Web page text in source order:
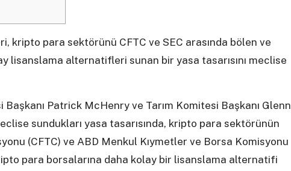
kripto para sektörünü CFTC ve SEC arasında bölen ve
lisanslama alternatifleri sunan bir yasa tasarısını meclise
Patrick McHenry ve Tarım Komitesi Başkanı Glenn
sundukları yasa tasarısında, kripto para sektörünün
(CFTC) ve ABD Menkul Kıymetler ve Borsa Komisyonu
para borsalarına daha kolay bir lisanslama alternatifi